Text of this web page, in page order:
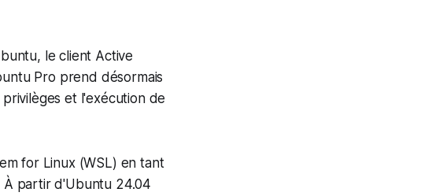
le client Active
Pro prend désormais
et l'exécution de
for Linux (WSL) en tant
À partir d'Ubuntu 24.04